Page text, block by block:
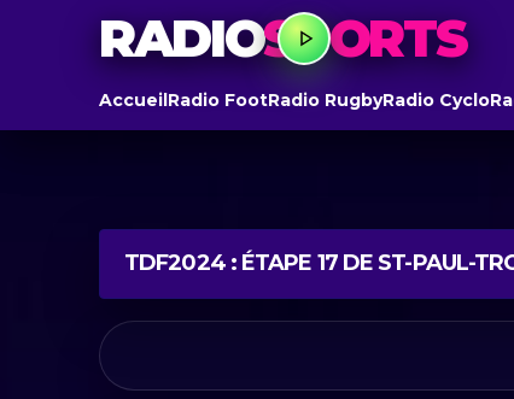
RADIOSPORTS
AccueilRadio FootRadio RugbyRadio Cyclo
TDF2024 : ÉTAPE 17 DE ST-PAUL-